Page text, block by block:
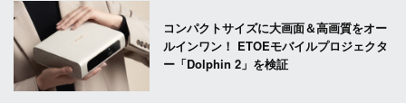
コンパクトサイズに大画面＆高画質をオー
ルインワン！ ETOEモバイルプロジェクタ
ー「Dolphin 2」を検証